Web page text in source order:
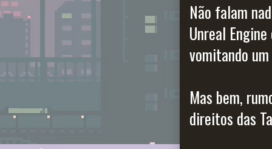
Não falam
Unreal
vomitando
Mas bem,
direitos das